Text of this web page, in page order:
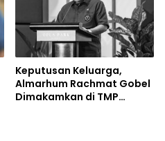
Keputusan Keluarga,
Almarhum Rachmat Gobel
Dimakamkan di TMP